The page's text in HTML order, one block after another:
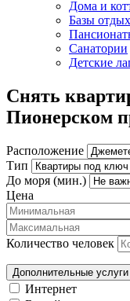
Дома и
Базы
Санатории
Детские
Снять
Пионерском
Расположение
Тип
До моря (мин.)
Цена
Количество человек
Дополнительные услуги
Интернет